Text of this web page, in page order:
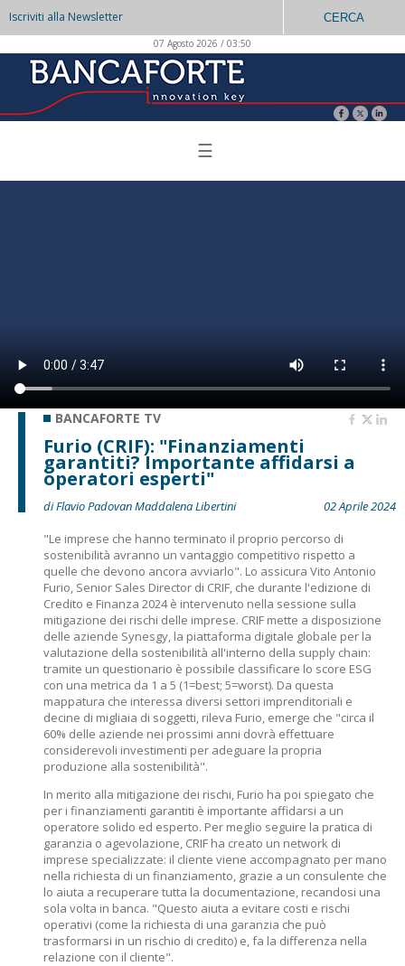
Iscriviti alla Newsletter CERCA
07 Agosto 2026 / 03:50
☰
BANCAFORTE TV
Furio (CRIF): "Finanziamenti
garantiti? Importante affidarsi a
operatori esperti"
di Flavio Padovan Maddalena Libertini
02 Aprile 2024
"Le imprese che hanno terminato il proprio percorso di
sostenibilità avranno un vantaggio competitivo rispetto a
quelle che devono ancora avviarlo". Lo assicura Vito Antonio
Furio, Senior Sales Director di CRIF, che durante l'edizione di
Credito e Finanza 2024 è intervenuto nella sessione sulla
mitigazione dei rischi delle imprese. CRIF mette a disposizione
delle aziende Synesgy, la piattaforma digitale globale per la
valutazione della sostenibilità all'interno della supply chain:
tramite un questionario è possibile classificare lo score ESG
con una metrica da 1 a 5 (1=best; 5=worst). Da questa
mappatura che interessa diversi settori imprenditoriali e
decine di migliaia di soggetti, rileva Furio, emerge che "circa il
60% delle aziende nei prossimi anni dovrà effettuare
considerevoli investimenti per adeguare la propria
produzione alla sostenibilità".
In merito alla mitigazione dei rischi, Furio ha poi spiegato che
per i finanziamenti garantiti è importante affidarsi a un
operatore solido ed esperto. Per meglio seguire la pratica di
garanzia o agevolazione, CRIF ha creato un network di
imprese specializzate: il cliente viene accompagnato per mano
nella richiesta di un finanziamento, grazie a un consulente che
lo aiuta a recuperare tutta la documentazione, recandosi una
sola volta in banca. "Questo aiuta a evitare costi e rischi
operativi (come la richiesta di una garanzia che può
trasformarsi in un rischio di credito) e, fa la differenza nella
relazione con il cliente".